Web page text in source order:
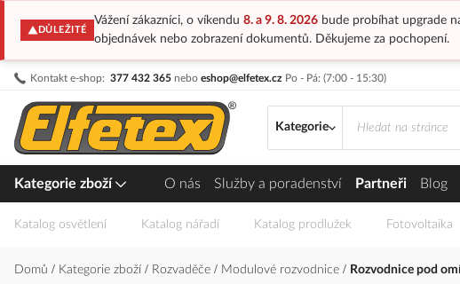
DŮLEŽITÉ
Vážení zákazníci, o víkendu 8. a 9. 8. 2026bude probíhat upgrade
objednávek nebo zobrazení dokumentů. Děkujeme za pochopení.
Kontakt e-shop: 377 432 365 nebo eshop@elfetex.cz Po - Pá: (7:00 - 15:30)
Přejít
obsah
Kategorie
Kategorie zboží O nás Služby a poradenství Partneři Blog
Katalog osvětlení Katalog nářadí Katalog prodlužek Fotovoltaika
Domů Kategorie zboží Rozvaděče Modulové rozvodnice Rozvodnice pod